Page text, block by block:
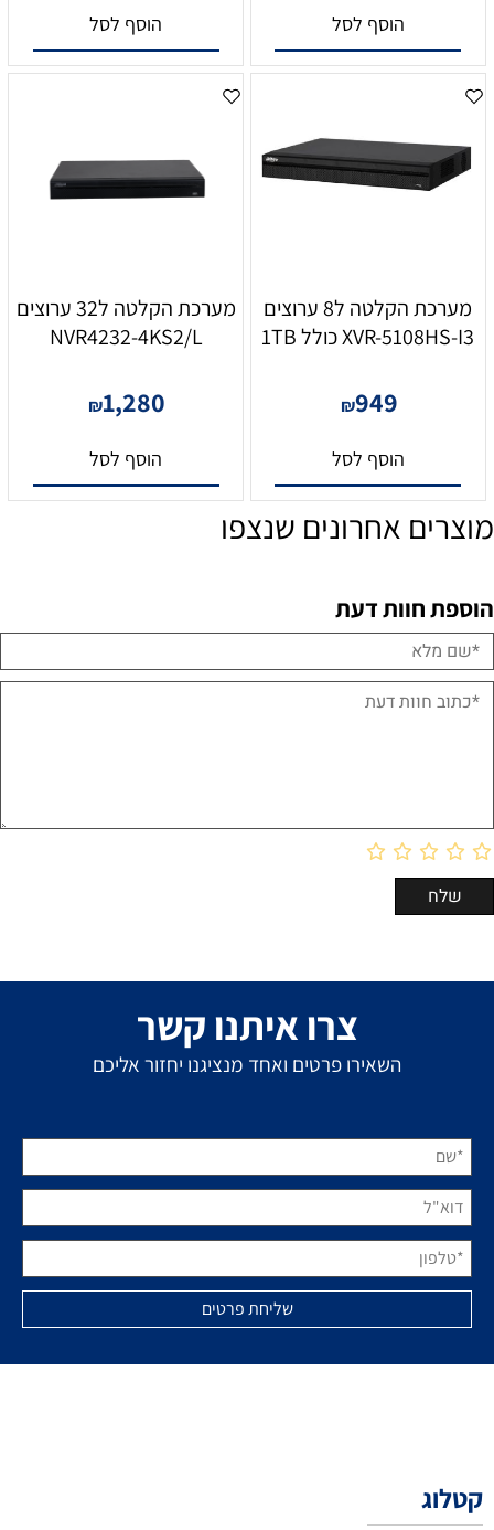
הוסף לסל הוסף לסל
מערכת הקלטה ל8 ערוצים
XVR-5108HS-I3 כולל 1TB
₪949
הוסף לסל
מערכת הקלטה ל32 ערוצים
NVR4232-4KS2/L
₪1,280
הוסף לסל
מוצרים אחרונים שנצפו
הוספת חוות דעת
צרו איתנו קשר
השאירו פרטים ואחד מנציגנו יחזור אליכם
קטלוג